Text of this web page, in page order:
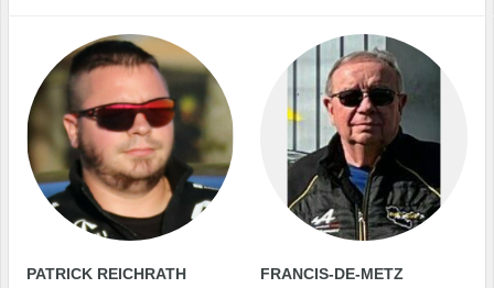
PATRICK REICHRATH FRANCIS-DE-METZ